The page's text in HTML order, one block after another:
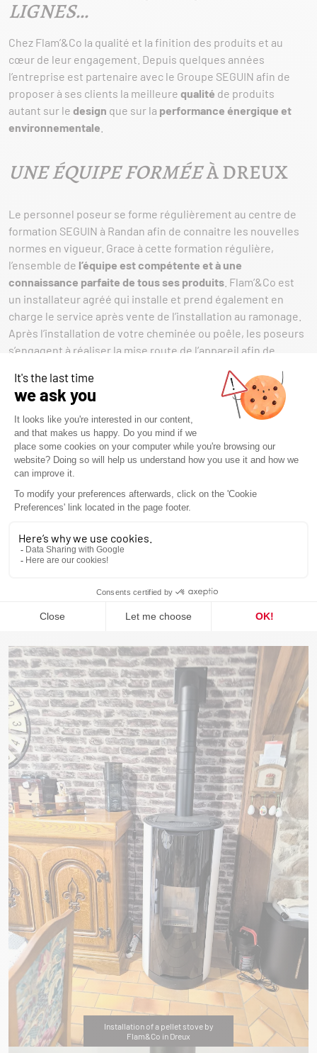
LIGNES…
Chez Flam’&Co la qualité et la finition des produits et au
cœur de leur engagement. Depuis quelques années
l’entreprise est partenaire avec le Groupe SEGUIN afin de
proposer à ses clients la meilleure qualité de produits
autant sur le design que sur la performance énergique et
environnementale
UNE ÉQUIPE FORMÉEÀ DREUX
Le personnel poseur se forme régulièrement au centre de
formation SEGUIN à Randan afin de connaitre les nouvelles
normes en vigueur. Grace à cette formation régulière,
l’ensemble de l’équipe est compétente et à une
connaissance parfaite de tous ses produits . Flam’&Co est
un installateur agréé qui installe et prend également en
charge le service après vente de l’installation au ramonage.
Après l’installation de votre cheminée ou poêle, les poseurs
s’engagent à réaliser la mise route de l’appareil afin de
NOTRE POINT DE VENTE
Notre magasin est situé au28 rue Ethe Virton à Dreux
(28100).
02.37.64.29.41ou le06.20.70.33.79ou nous adresser un e-
Installation of a pellet stove by
Flam&Co in Dreux